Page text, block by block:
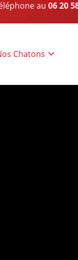
au 06 20
Chatons